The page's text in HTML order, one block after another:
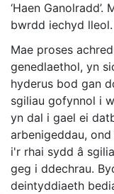
‘Haen
bwrdd iechyd lleol.
Mae proses
genedlaethol, yn
hyderus bod gan
sgiliau gofynnol i
yn dal i gael ei
arbenigeddau,
i'r rhai sydd â
geg i ddechrau.
deintyddiaeth